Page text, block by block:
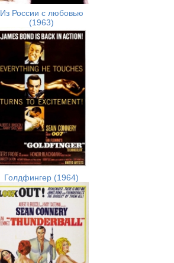
Из России с любовью
(1963)
Голдфингер (1964)